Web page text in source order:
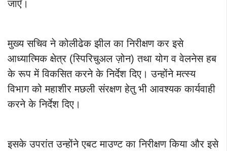
जाएँ।
मुख्य सचिव ने कोलीढेक झील का निरीक्षण कर इसे
आध्यात्मिक क्षेत्र (स्पिरिचुअल ज़ोन) तथा योग व वेलनेस हब
के रूप में विकसित करने के निर्देश दिए। उन्होंने मत्स्य
विभाग को महाशीर मछली संरक्षण हेतु भी आवश्यक कार्यवाही
करने के निर्देश दिए।
इसके उपरांत उन्होंने एबट माउण्ट का निरीक्षण किया और इसे